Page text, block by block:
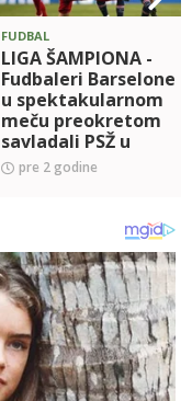
FUDBAL
LIGA ŠAMPIONA -
Fudbaleri Barselone
u spektakularnom
meču preokretom
savladali PSŽ u
Parizu
pre 2 godine